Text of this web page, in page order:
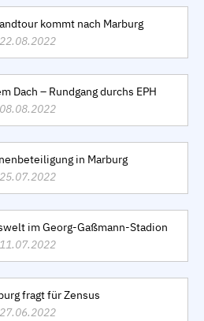
kommt nach Marburg
22.08.2022
Dach – Rundgang durchs EPH
08.08.2022
in Marburg
25.07.2022
im Georg-Gaßmann-Stadion
11.07.2022
fragt für Zensus
27.06.2022